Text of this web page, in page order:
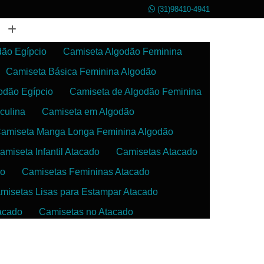
(31)98410-4941
Egípcio
Camiseta Algodão Feminina
Camiseta Básica Feminina Algodão
Egípcio
Camiseta de Algodão Feminina
Camiseta em Algodão
Manga Longa Feminina Algodão
Infantil Atacado
Camisetas Atacado
Camisetas Femininas Atacado
Lisas para Estampar Atacado
Camisetas no Atacado